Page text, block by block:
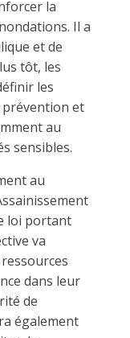
la
Il a
et de
tôt, les
les
prévention et
au
sensibles.
au
loi portant
va
dans leur
de
également